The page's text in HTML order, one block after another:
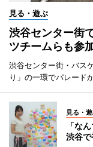
見る・遊ぶ
渋谷センター街
ツチームらも参
渋谷センター街・バス
り」の一環でパレード
見る・
「な
渋谷